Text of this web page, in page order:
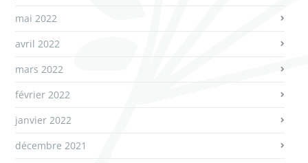
mai 2022
avril 2022
mars 2022
février 2022
janvier 2022
décembre 2021